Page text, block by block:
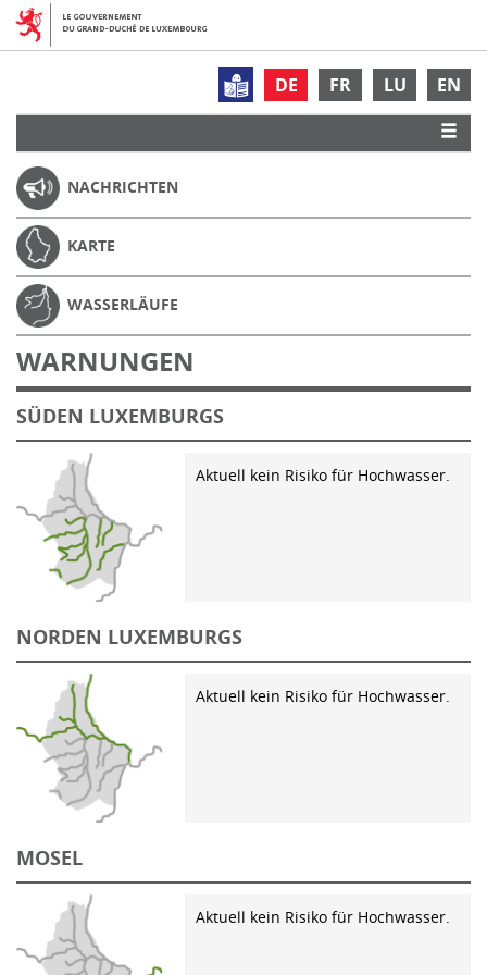
DE FR LU EN
NACHRICHTEN
KARTE
WASSERLÄUFE
WARNUNGEN
SÜDEN LUXEMBURGS
Aktuell kein Risiko für Hochwasser.
NORDEN LUXEMBURGS
Aktuell kein Risiko für Hochwasser.
MOSEL
Aktuell kein Risiko für Hochwasser.